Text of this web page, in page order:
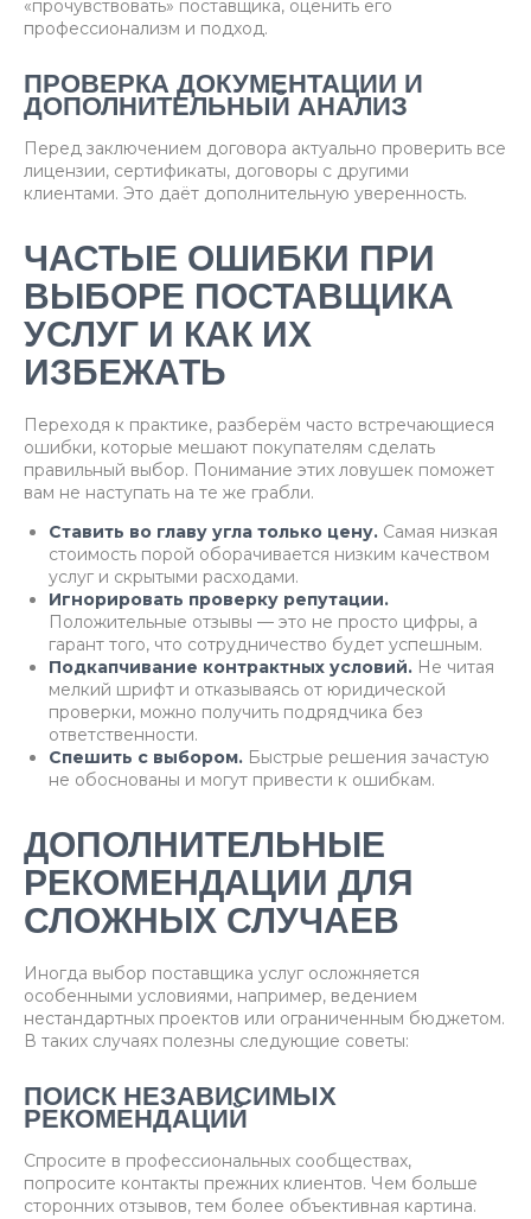
«прочувствовать» поставщика, оценить его
профессионализм и подход.
ПРОВЕРКА ДОКУМЕНТАЦИИ И
ДОПОЛНИТЕЛЬНЫЙ АНАЛИЗ
Перед заключением договора актуально проверить все
лицензии, сертификаты, договоры с другими
клиентами. Это даёт дополнительную уверенность.
ЧАСТЫЕ ОШИБКИ ПРИ
ВЫБОРЕ ПОСТАВЩИКА
УСЛУГ И КАК ИХ
ИЗБЕЖАТЬ
Переходя к практике, разберём часто встречающиеся
ошибки, которые мешают покупателям сделать
правильный выбор. Понимание этих ловушек поможет
вам не наступать на те же грабли.
Ставить во главу угла только цену. Самая низкая
стоимость порой оборачивается низким качеством
услуг и скрытыми расходами.
Игнорировать проверку репутации.
Положительные отзывы — это не просто цифры, а
гарант того, что сотрудничество будет успешным.
Подкапчивание контрактных условий. Не читая
мелкий шрифт и отказываясь от юридической
проверки, можно получить подрядчика без
ответственности.
Спешить с выбором. Быстрые решения зачастую
не обоснованы и могут привести к ошибкам.
ДОПОЛНИТЕЛЬНЫЕ
РЕКОМЕНДАЦИИ ДЛЯ
СЛОЖНЫХ СЛУЧАЕВ
Иногда выбор поставщика услуг осложняется
особенными условиями, например, ведением
нестандартных проектов или ограниченным бюджетом.
В таких случаях полезны следующие советы:
ПОИСК НЕЗАВИСИМЫХ
РЕКОМЕНДАЦИЙ
Спросите в профессиональных сообществах,
попросите контакты прежних клиентов. Чем больше
сторонних отзывов, тем более объективная картина.